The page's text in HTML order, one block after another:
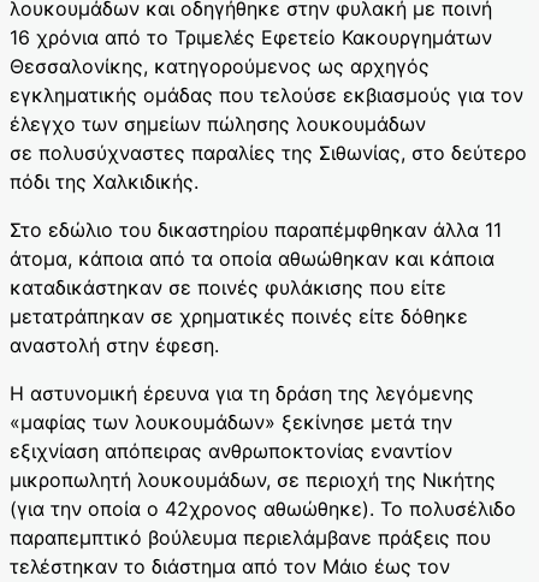
λουκουμάδων και οδηγήθηκε στην φυλακή με ποινή
16 χρόνια από το Τριμελές Εφετείο Κακουργημάτων
Θεσσαλονίκης, κατηγορούμενος ως αρχηγός
εγκληματικής ομάδας που τελούσε εκβιασμούς για τον
έλεγχο των σημείων πώλησης λουκουμάδων
σε πολυσύχναστες παραλίες της Σιθωνίας, στο δεύτερο
πόδι της Χαλκιδικής.
Στο εδώλιο του δικαστηρίου παραπέμφθηκαν άλλα 11
άτομα, κάποια από τα οποία αθωώθηκαν και κάποια
καταδικάστηκαν σε ποινές φυλάκισης που είτε
μετατράπηκαν σε χρηματικές ποινές είτε δόθηκε
αναστολή στην έφεση.
Η αστυνομική έρευνα για τη δράση της λεγόμενης
«μαφίας των λουκουμάδων» ξεκίνησε μετά την
εξιχνίαση απόπειρας ανθρωποκτονίας εναντίον
μικροπωλητή λουκουμάδων, σε περιοχή της Νικήτης
(για την οποία ο 42χρονος αθωώθηκε). Το πολυσέλιδο
παραπεμπτικό βούλευμα περιελάμβανε πράξεις που
τελέστηκαν το διάστημα από τον Μάιο έως τον